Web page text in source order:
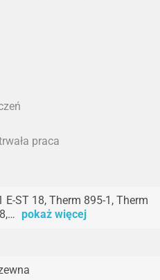
praca
E-ST 18, Therm 895-1, Therm
pokaż więcej